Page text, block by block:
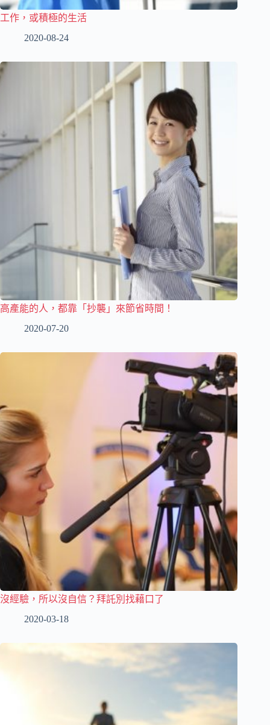
工作，或積極的生活
2020-08-24
高產能的人，都靠「抄襲」來節省時間！
2020-07-20
沒經驗，所以沒自信？拜託別找藉口了
2020-03-18